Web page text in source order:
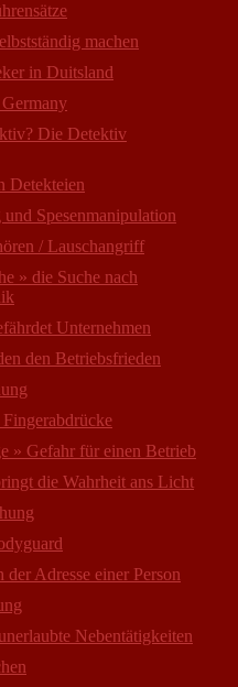
machen
in Duitsland
Die Detektiv
Detekteien
Spesenmanipulation
/ Lauschangriff
» die Suche nach
Unternehmen
den Betriebsfrieden
» Gefahr für einen Betrieb
die Wahrheit ans Licht
der Adresse einer Person
Nebentätigkeiten